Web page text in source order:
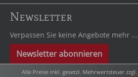
Newsletter
Verpassen Sie keine Angebote mehr ...
Newsletter abonnieren
Alle Preise inkl. gesetzl. Mehrwertsteuer zzgl.